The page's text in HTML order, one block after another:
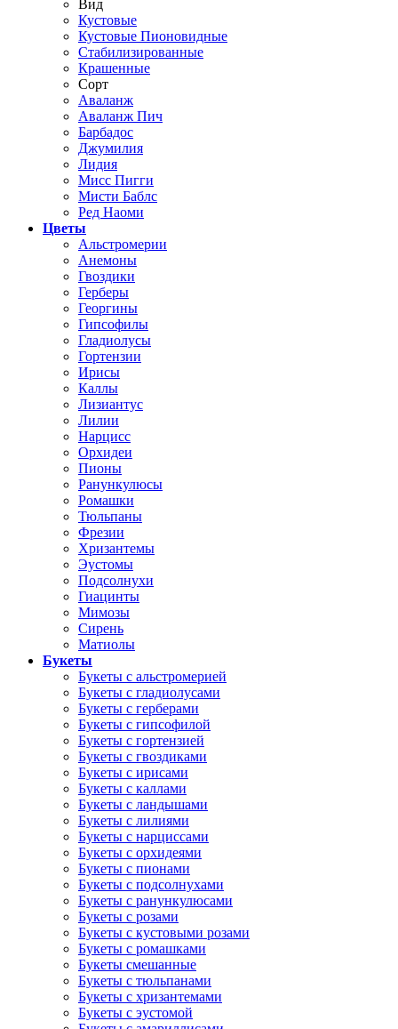
Вид
Кустовые
Кустовые Пионовидные
Стабилизированные
Крашенные
Сорт
Аваланж
Аваланж Пич
Барбадос
Джумилия
Лидия
Мисс Пигги
Мисти Баблс
Ред Наоми
Цветы
Альстромерии
Анемоны
Гвоздики
Герберы
Георгины
Гипсофилы
Гладиолусы
Гортензии
Ирисы
Каллы
Лизиантус
Лилии
Нарцисс
Орхидеи
Пионы
Ранункулюсы
Ромашки
Тюльпаны
Фрезии
Хризантемы
Эустомы
Подсолнухи
Гиацинты
Мимозы
Сирень
Матиолы
Букеты
Букеты с альстромерией
Букеты с гладиолусами
Букеты с герберами
Букеты с гипсофилой
Букеты с гортензией
Букеты с гвоздиками
Букеты с ирисами
Букеты с каллами
Букеты с ландышами
Букеты с лилиями
Букеты с нарциссами
Букеты с орхидеями
Букеты с пионами
Букеты с подсолнухами
Букеты с ранункулюсами
Букеты с розами
Букеты с кустовыми розами
Букеты с ромашками
Букеты смешанные
Букеты с тюльпанами
Букеты с хризантемами
Букеты с эустомой